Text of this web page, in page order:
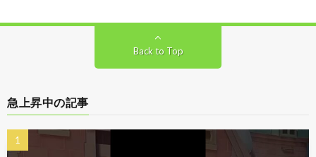
Back to Top
急上昇中の記事